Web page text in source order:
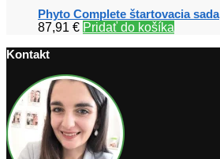
Phyto Complete štartovacia sada
87,91 € Pridať do košíka
Kontakt